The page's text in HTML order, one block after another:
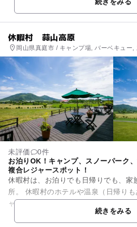
訪れるには、ぴったりの場...続きをみる
休暇村 蒜山高原
岡山県真庭市 / キャンプ場, バーベキュー
ホテル・旅館
未評価
0件
お泊りOK！キャンプ、スノーパーク
複合レジャースポット！
休暇村は、お泊りでも日帰りでも、家
所。 休暇村のホテルや温泉（日帰り
ャンプ場、テニスコート、芝生広場、
ォーキングコースなどの施...続きをみる